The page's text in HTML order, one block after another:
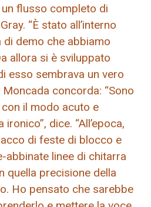
flusso completo di
“È stato all’interno
demo che abbiamo
allora si è sviluppato
esso sembrava un vero
Moncada concorda: “Sono
il modo acuto e
dice. “All’epoca,
di feste di blocco e
abbinate linee di chitarra
quella precisione della
Ho pensato che sarebbe